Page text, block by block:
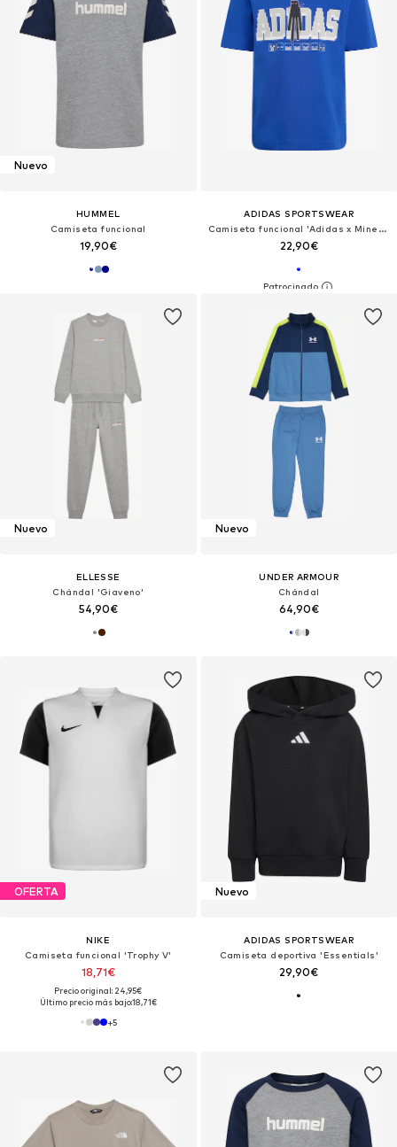
Nuevo
HUMMEL
Camiseta funcional
19,90€
ADIDAS SPORTSWEAR
Camiseta funcional 'Adidas x Minecraft'
22,90€
Nuevo
ELLESSE
Chándal 'Giaveno'
54,90€
Nuevo
UNDER ARMOUR
Chándal
64,90€
OFERTA
NIKE
Camiseta funcional 'Trophy V'
18,71€
Precio original: 24,95€
Último precio más bajo:18,71€
+5
Nuevo
ADIDAS SPORTSWEAR
Camiseta deportiva 'Essentials'
29,90€